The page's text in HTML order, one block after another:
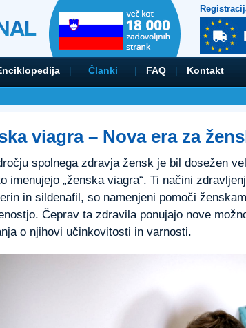
| Članki | FAQ | Kontakt
viagra – Nova era za
spolnega zdravja žensk je bil dosežen
imenujejo „ženska viagra“. Ti načini
in sildenafil, so namenjeni pomoči
Čeprav ta zdravila ponujajo nove
o njihovi učinkovitosti in varnosti.